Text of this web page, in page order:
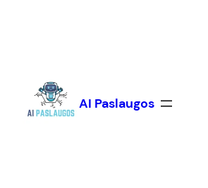
turinio
AI Paslaugos